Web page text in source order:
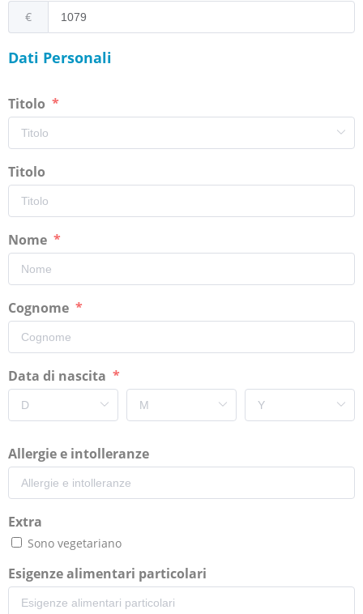
€
Dati Personali
Titolo
Titolo
Nome
Cognome
Data di nascita
Allergie e intolleranze
Extra
Sono vegetariano
Esigenze alimentari particolari